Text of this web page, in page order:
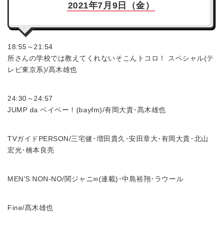
2021年7月9日（金）
18:55～21:54
所さんの学校では教えてくれないそこんトコロ！ スペシャル(テ
レビ東京系)/髙木雄也
24:30～24:57
JUMP da ベイベー！(bayfm)/有岡大貴･髙木雄也
TVガイドPERSON/三宅健･増田貴久･安田章大･有岡大貴･北山
宏光･橋本良亮
MEN’S NON-NO/関ジャニ∞(連載)･中島裕翔･ラウール
Fine/髙木雄也